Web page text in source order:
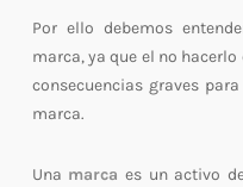
Por ello debemos
marca, ya que el no
consecuencias graves
marca.
Una marca es un activo